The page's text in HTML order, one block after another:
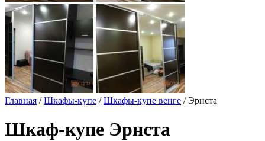
Главная /Шкафы-купе /Шкафы-купе венге / Эрнста
Шкаф-купе Эрнста